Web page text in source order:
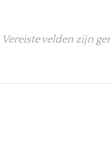
Vereiste velden zijn